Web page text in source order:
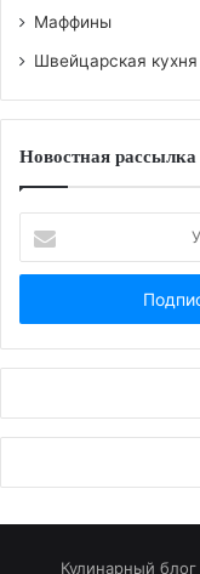
Маффины
Швейцарская кухня
Новостная рассылка
Ваш
Email...
Кулинарный